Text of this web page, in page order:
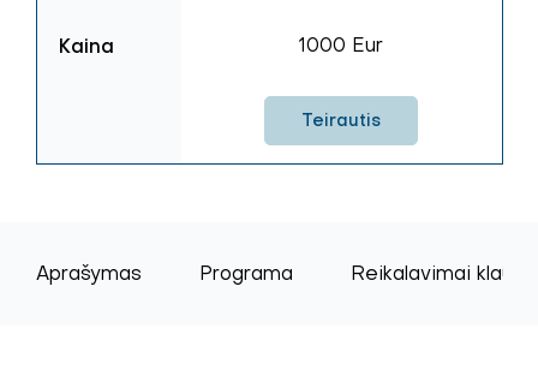
Kaina 1000 Eur
Teirautis
Aprašymas Programa Reikalavimai